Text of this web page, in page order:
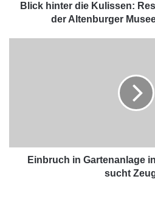
Blick hinter die Kulissen:
der Altenburger
Einbruch in Gartenanlage
sucht